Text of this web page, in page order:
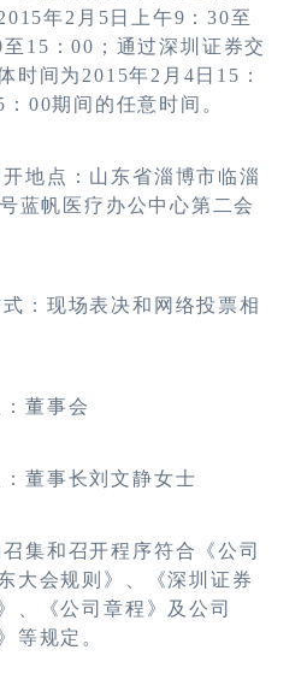
年2月5日上午9：30至
15：00；通过深圳证券交
时间为2015年2月4日15：
00期间的任意时间。
开地点：山东省淄博市临淄
蓝帆医疗办公中心第二会
式：现场表决和网络投票相
：董事会
：董事长刘文静女士
召集和召开程序符合《公司
大会规则》、《深圳证券
、《公司章程》及公司
等规定。